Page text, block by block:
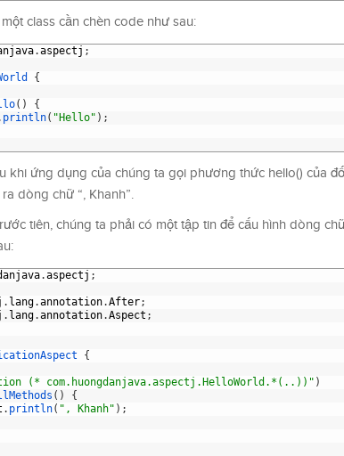
class cần chèn code như sau:
.aspectj ;
{
( )
{
println( "Hello" ) ;
khi ứng dụng của chúng ta gọi phương thức hello() của
dòng chữ “, Khanh”.
tiên, chúng ta phải có một tập tin để cấu hình dòng
.aspectj ;
. lang.annotation.After;
. lang.annotation.Aspect ;
{
(* com.huongdanjava.aspectj.HelloWorld.*(..))" )
( )
{
. println( ", Khanh" ) ;